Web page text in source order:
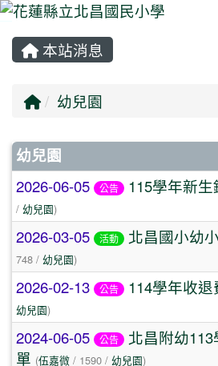
本站消息
回首頁
幼兒園
文章列表
幼兒園
2026-06-05 公告 115學年新
/ 幼兒園)
2026-03-05 活動 北昌國小幼
748 / 幼兒園)
2026-02-13 公告 114學年收
幼兒園)
2024-06-05 公告
北昌附幼
單 (伍嘉微 / 1590 / 幼兒園)